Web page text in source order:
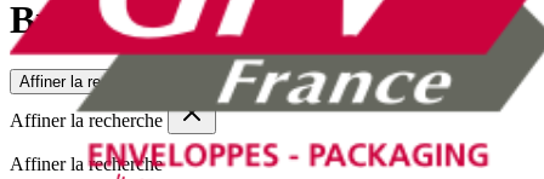
Brun
Affiner la recherche
Affiner la recherche
Affiner la recherche